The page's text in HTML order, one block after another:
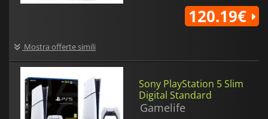
Mostra offerte simili
120.19€
Sony PlayStation 5 Slim
Digital Standard
Gamelife